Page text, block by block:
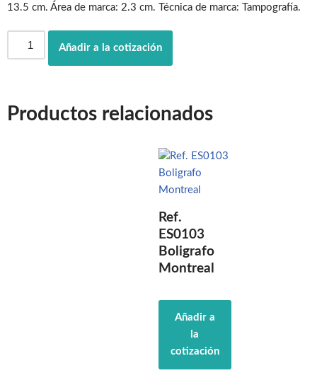
13.5 cm. Área de marca: 2.3 cm. Técnica de marca: Tampografía.
Añadir a la cotización
Productos relacionados
Ref.
ES0103
Boligrafo
Montreal
Añadir a
la
cotización